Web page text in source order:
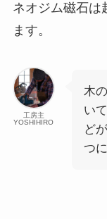
ネオジム磁石は
ます。
工房主
YOSHIHIRO
木
い
ど
つ